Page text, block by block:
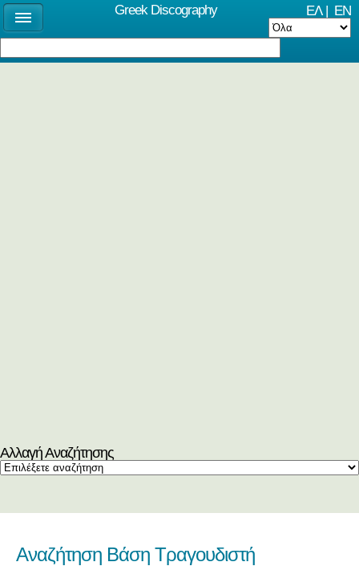
ΕΛ| EN
Αλλαγή Αναζήτησης
Αναζήτηση Βάση Τραγουδιστή
Greek Discography